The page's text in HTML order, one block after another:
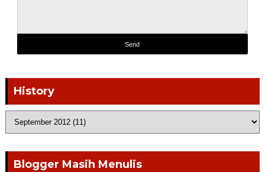
History
Blogger Masih Menulis